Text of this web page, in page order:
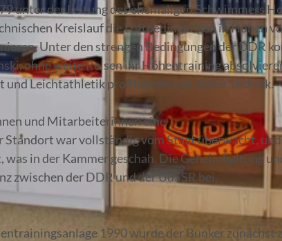
unter der Leitung des ehemaligen Schwimmers
Kreislauf die Luftbedingungen in Höhen
Unter den strengen Bedingungen der DDR
ohne weite Reisen ihr Höhentraining
Leichtathletik profitierten von dieser Technik.
und Mitarbeiterinnen eine
war vollständig vom Staat überwacht,
in der Kammer geschah. Die Geheimhaltung
zwischen der DDR und der UdSSR bei.
1990 wurde der Bunker zunächst